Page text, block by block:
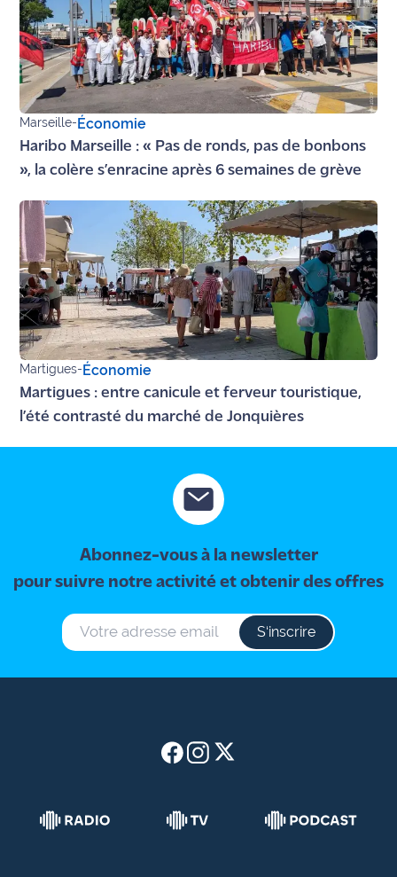
Marseille-Économie
Haribo Marseille : « Pas de ronds, pas de bonbons
», la colère s’enracine après 6 semaines de grève
Martigues-Économie
Martigues : entre canicule et ferveur touristique,
l’été contrasté du marché de Jonquières
Abonnez-vous à la newsletter
pour suivre notre activité et obtenir des offres
S‘inscrire